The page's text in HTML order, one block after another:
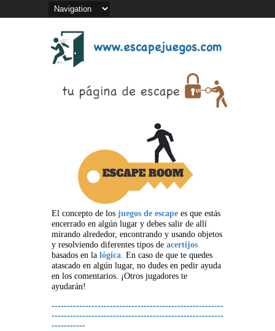
El concepto de los juegos de escape es que estás
encerrado en algún lugar y debes salir de allí
mirando alrededor, encontrando y usando objetos
y resolviendo diferentes tipos de acertijos
basados en la lógica. En caso de que te quedes
atascado en algún lugar, no dudes en pedir ayuda
en los comentarios. ¡Otros jugadores te
ayudarán!
--------------------------------------------------------
--------------------------------------------------------
-----------